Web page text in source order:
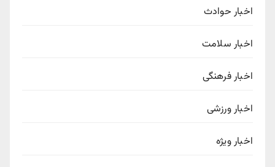
اخبار حوادث
اخبار سلامت
اخبار فرهنگی
اخبار ورزشی
اخبار ویژه